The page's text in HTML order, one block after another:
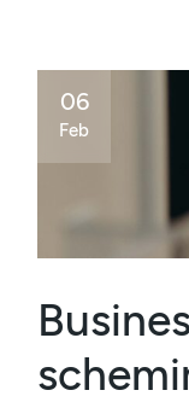
06
Feb